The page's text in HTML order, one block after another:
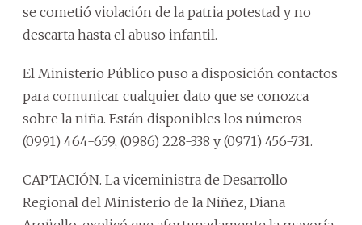
se cometió violación de la patria potestad y no
descarta hasta el abuso infantil.
El Ministerio Público puso a disposición contactos
para comunicar cualquier dato que se conozca
sobre la niña. Están disponibles los números
(0991) 464-659, (0986) 228-338 y (0971) 456-731.
CAPTACIÓN. La viceministra de Desarrollo
Regional del Ministerio de la Niñez, Diana